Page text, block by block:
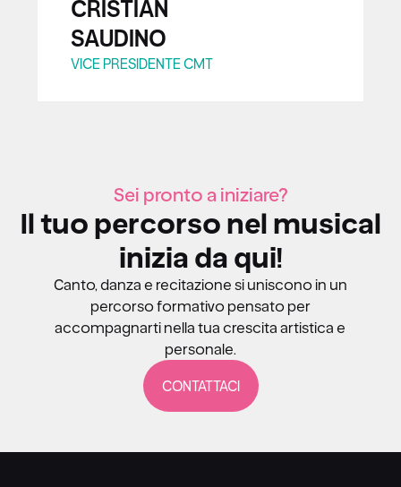
CRISTIAN
SAUDINO
VICE PRESIDENTE CMT
Sei pronto a iniziare?
Il tuo percorso nel musical
inizia da qui!
Canto, danza e recitazione si uniscono in un
percorso formativo pensato per
accompagnarti nella tua crescita artistica e
personale.
CONTATTACI